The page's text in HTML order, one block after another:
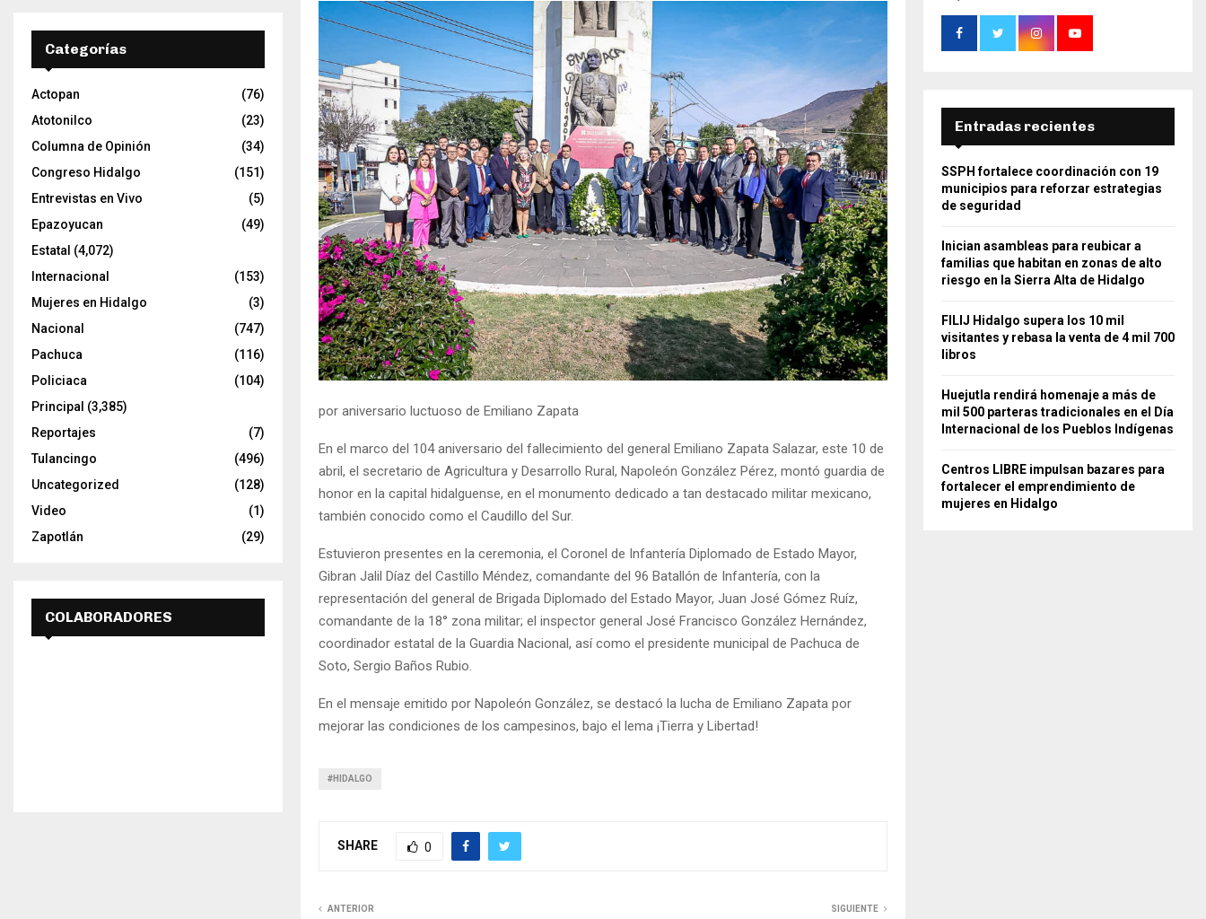
por aniversario luctuoso de Emiliano Zapata
En el marco del 104 aniversario del fallecimiento del general Emiliano Zapata Salazar, este 10 de
abril, el secretario de Agricultura y Desarrollo Rural, Napoleón González Pérez, montó guardia de
honor en la capital hidalguense, en el monumento dedicado a tan destacado militar mexicano,
también conocido como el Caudillo del Sur.
Estuvieron presentes en la ceremonia, el Coronel de Infantería Diplomado de Estado Mayor,
Gibran Jalil Díaz del Castillo Méndez, comandante del 96 Batallón de Infantería, con la
representación del general de Brigada Diplomado del Estado Mayor, Juan José Gómez Ruíz,
comandante de la 18° zona militar; el inspector general José Francisco González Hernández,
coordinador estatal de la Guardia Nacional, así como el presidente municipal de Pachuca de
Soto, Sergio Baños Rubio.
En el mensaje emitido por Napoleón González, se destacó la lucha de Emiliano Zapata por
mejorar las condiciones de los campesinos, bajo el lema ¡Tierra y Libertad!
#HIDALGO
SHARE 0
ANTERIOR SIGUIENTE
v
í
e
o
Categorías
Actopan
(76)
Atotonilco
(23)
Columna de Opinión
(34)
Congreso Hidalgo
(151)
Entrevistas en Vivo
(5)
Epazoyucan
(49)
Estatal (4,072)
Internacional
(153)
Mujeres en Hidalgo
(3)
Nacional
(747)
Pachuca
(116)
Policiaca
(104)
Principal (3,385)
Reportajes
(7)
Tulancingo
(496)
Uncategorized
(128)
Video
(1)
Zapotlán
(29)
COLABORADORES
Entradas recientes
SSPH fortalece coordinación con 19
municipios para reforzar estrategias
de seguridad
Inician asambleas para reubicar a
familias que habitan en zonas de alto
riesgo en la Sierra Alta de Hidalgo
FILIJ Hidalgo supera los 10 mil
visitantes y rebasa la venta de 4 mil 700
libros
Huejutla rendirá homenaje a más de
mil 500 parteras tradicionales en el Día
Internacional de los Pueblos Indígenas
Centros LIBRE impulsan bazares para
fortalecer el emprendimiento de
mujeres en Hidalgo